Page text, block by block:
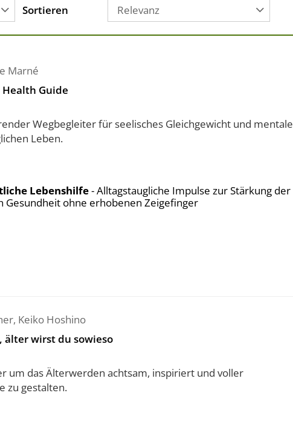
Sortieren Relevanz
Marné
Guide
Wegbegleiter für seelisches Gleichgewicht und mentale
Leben.
Lebenshilfe- Alltagstaugliche Impulse zur Stärkung der
Gesundheit ohne erhobenen Zeigefinger
, Keiko Hoshino
älter wirst du sowieso
um das Älterwerden achtsam, inspiriert und voller
zu gestalten.